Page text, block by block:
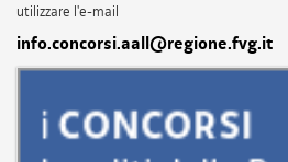
utilizzare l'e-mail
info.concorsi.aall@regione.fvg.it